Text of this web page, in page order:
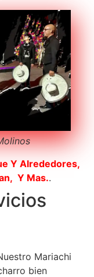
Y Alrededores,
Y Mas..
Mariachi
bien